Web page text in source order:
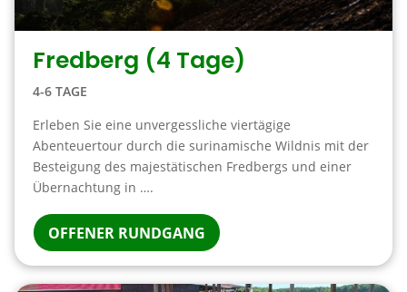
Fredberg (4 Tage)
4-6 TAGE
Erleben Sie eine unvergessliche viertägige
Abenteuertour durch die surinamische Wildnis mit der
Besteigung des majestätischen Fredbergs und einer
Übernachtung in ….
OFFENER RUNDGANG